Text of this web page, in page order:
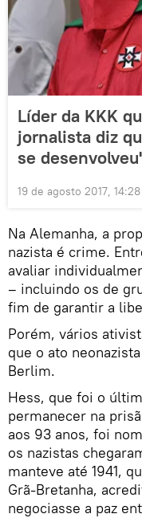
Líder da KKK
jornalista diz
se desenvolveu'
19 de agosto 2017, 14:28
Na Alemanha, a
nazista é crime.
avaliar
– incluindo os de
fim de garantir a
Porém, vários
que o ato
Berlim.
Hess, que foi o
permanecer na
aos 93 anos, foi
os nazistas
manteve até 1941,
Grã-Bretanha,
negociasse a paz